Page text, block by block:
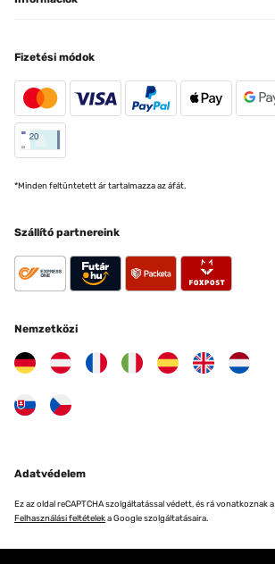
Fizetési módok
*Minden feltüntetett ár tartalmazza az áfát.
Szállító partnereink
Nemzetközi
Adatvédelem
Ez az oldal reCAPTCHA szolgáltatással védett, és rá vonatkoznak a
Felhasználási feltételeka Google szolgáltatásaira.